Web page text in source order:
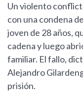
Un violento
con una condena
joven de 28 años,
cadena y luego
familiar. El fallo,
Alejandro
prisión.